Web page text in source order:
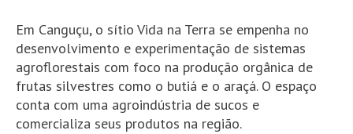
Em Canguçu, o sítio Vida na Terra se empenha no
desenvolvimento e experimentação de sistemas
agroflorestais com foco na produção orgânica de
frutas silvestres como o butiá e o araçá. O espaço
conta com uma agroindústria de sucos e
comercializa seus produtos na região.